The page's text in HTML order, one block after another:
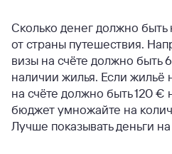
Сколько денег должно быть
от страны путешествия.
визы на счёте должно быть
наличии жилья. Если жильё
на счёте должно быть 120 €
бюджет умножайте на
Лучше показывать деньги